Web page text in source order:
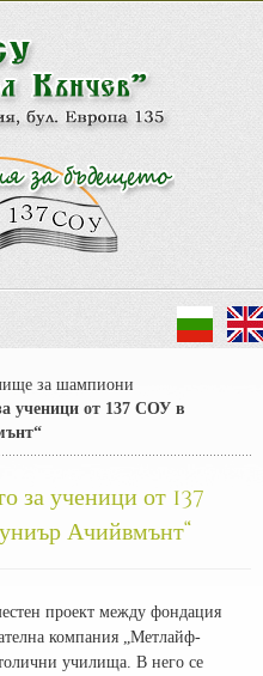
за шампиони
ученици от 137 СОУ в
за ученици от 137
Ачийвмънт“
проект между фондация
компания „Метлайф-
училища. В него се